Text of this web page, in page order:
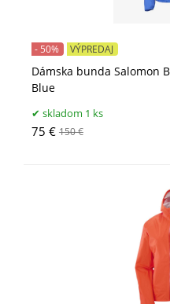
Dámska bunda Salomon
Blue
- 50% VÝPREDAJ
skladom 1 ks
75 € 150 €